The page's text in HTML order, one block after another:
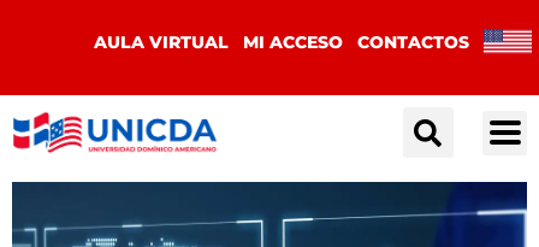
AULA VIRTUAL MI ACCESO CONTACTOS